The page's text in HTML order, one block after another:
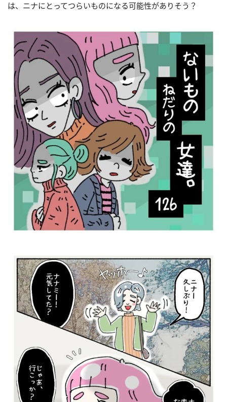
は、ニナにとってつらいものになる可能性がありそう？